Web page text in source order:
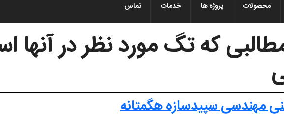
محصولات پروژه ها خدمات تماس
که تگ مورد نظر در آنها
مهندسی سپیدسازه هگمتانه